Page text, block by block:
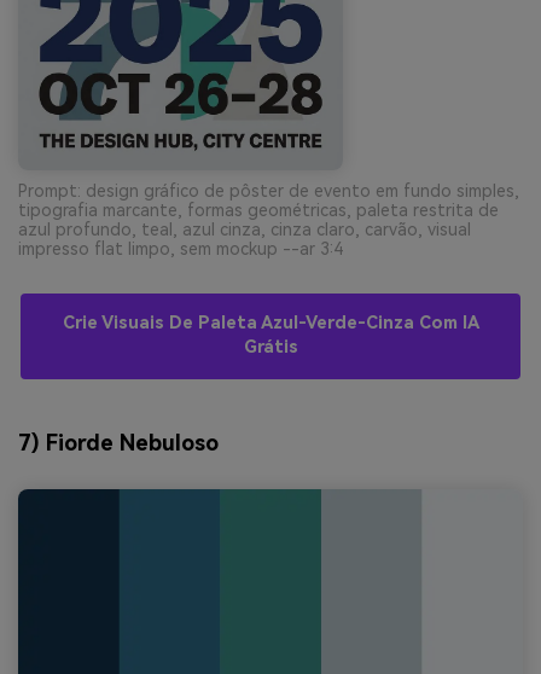
Prompt: design gráfico de pôster de evento em fundo simples,
tipografia marcante, formas geométricas, paleta restrita de
azul profundo, teal, azul cinza, cinza claro, carvão, visual
impresso flat limpo, sem mockup --ar 3:4
Crie Visuais De Paleta Azul-Verde-Cinza Com IA
Grátis
7) Fiorde Nebuloso